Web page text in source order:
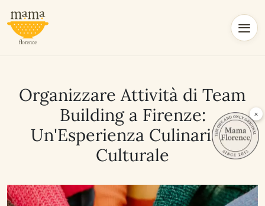
Organizzare Attività di Team
Building a Firenze:
Un'Esperienza Culinaria e
Culturale
×